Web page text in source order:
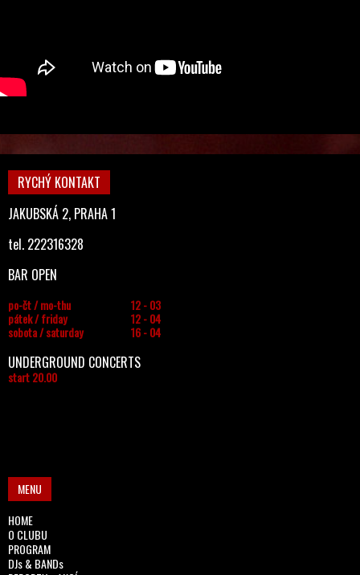
RYCHÝ KONTAKT
JAKUBSKÁ 2, PRAHA 1
tel. 222316328
BAR OPEN
po-čt / mo-thu
12 - 03
pátek / friday
12 - 04
sobota / saturday
16 - 04
UNDERGROUND CONCERTS
start 20.00
MENU
HOME
O CLUBU
PROGRAM
DJs & BANDs